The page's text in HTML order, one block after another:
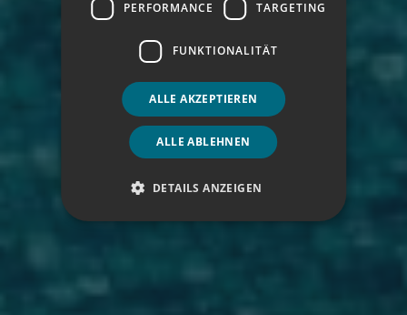
PERFORMANCE TARGETING
FUNKTIONALITÄT
ALLE AKZEPTIEREN
ALLE ABLEHNEN
DETAILS ANZEIGEN